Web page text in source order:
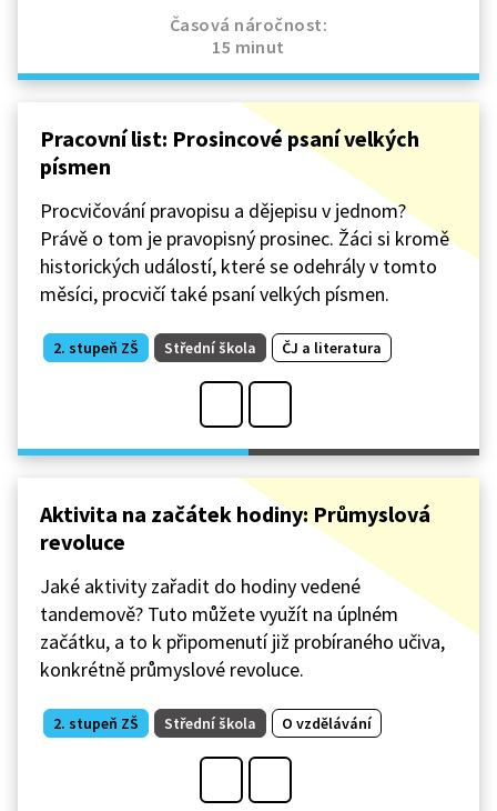
Časová náročnost:
15 minut
Pracovní list: Prosincové psaní velkých
písmen
Procvičování pravopisu a dějepisu v jednom?
Právě o tom je pravopisný prosinec. Žáci si kromě
historických událostí, které se odehrály v tomto
měsíci, procvičí také psaní velkých písmen.
2. stupeň ZŠ Střední škola ČJ a literatura
Aktivita na začátek hodiny: Průmyslová
revoluce
Jaké aktivity zařadit do hodiny vedené
tandemově? Tuto můžete využít na úplném
začátku, a to k připomenutí již probíraného učiva,
konkrétně průmyslové revoluce.
2. stupeň ZŠ Střední škola O vzdělávání